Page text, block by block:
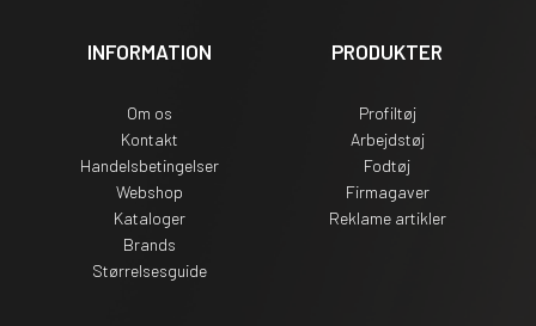
INFORMATION
Om os
Kontakt
Handelsbetingelser
Webshop
Kataloger
Brands
Størrelsesguide
PRODUKTER
Profiltøj
Arbejdstøj
Fodtøj
Firmagaver
Reklame artikler